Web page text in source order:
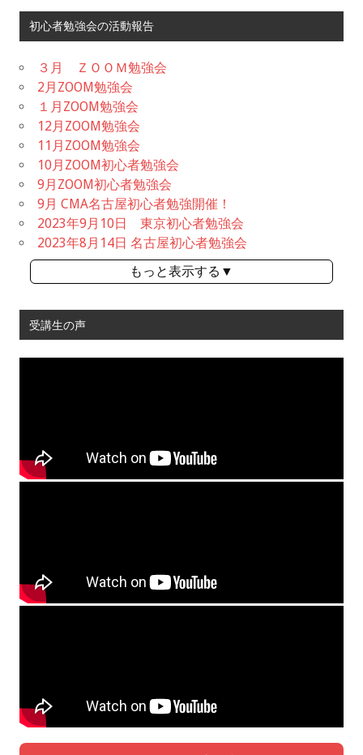
初心者勉強会の活動報告
３月 ＺＯＯＭ勉強会
2月ZOOM勉強会
１月ZOOM勉強会
12月ZOOM勉強会
11月ZOOM勉強会
10月ZOOM初心者勉強会
9月ZOOM初心者勉強会
9月 CMA名古屋初心者勉強開催！
2023年9月10日 東京初心者勉強会
2023年8月14日 名古屋初心者勉強会
もっと表示する▼
受講生の声